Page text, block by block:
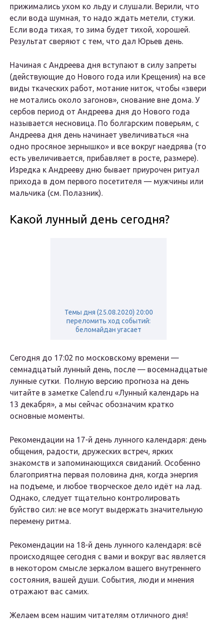
прижимались ухом ко льду и слушали. Верили, что
если вода шумная, то надо ждать метели, стужи.
Если вода тихая, то зима будет тихой, хорошей.
Результат сверяют с тем, что дал Юрьев день.
Начиная с Андреева дня вступают в силу запреты
(действующие до Нового года или Крещения) на все
виды ткаческих работ, мотание ниток, чтобы «звери
не мотались около загонов», снование вне дома. У
сербов период от Андреева дня до Нового года
называется несновица. По болгарским поверьям, с
Андреева дня день начинает увеличиваться «на
одно просяное зернышко» и все вокруг наедрява (то
есть увеличивается, прибавляет в росте, размере).
Изредка к Андрееву дню бывает приурочен ритуал
прихода в дом первого посетителя — мужчины или
мальчика (см. Полазник).
Какой лунный день сегодня?
Темы дня (25.08.2020) 20:00
переломить ход событий:
беломайдан угасает
Сегодня до 17:02 по московскому времени —
семнадцатый лунный день, после — восемнадцатые
лунные сутки. Полную версию прогноза на день
читайте в заметке Calend.ru «Лунный календарь на
13 декабря», а мы сейчас обозначим кратко
основные моменты.
Рекомендации на 17-й день лунного календаря: день
общения, радости, дружеских встреч, ярких
знакомств и запоминающихся свиданий. Особенно
благоприятна первая половина дня, когда энергия
на подъеме, и любое творческое дело идёт на лад.
Однако, следует тщательно контролировать
буйство сил: не все могут выдержать значительную
перемену ритма.
Рекомендации на 18-й день лунного календаря: всё
происходящее сегодня с вами и вокруг вас является
в некотором смысле зеркалом вашего внутреннего
состояния, вашей души. События, люди и мнения
отражают вас самих.
Желаем всем нашим читателям отличного дня!